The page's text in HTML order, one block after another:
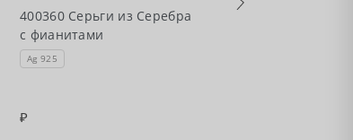
400360 Серьги из Серебра
с фианитами
Ag 925